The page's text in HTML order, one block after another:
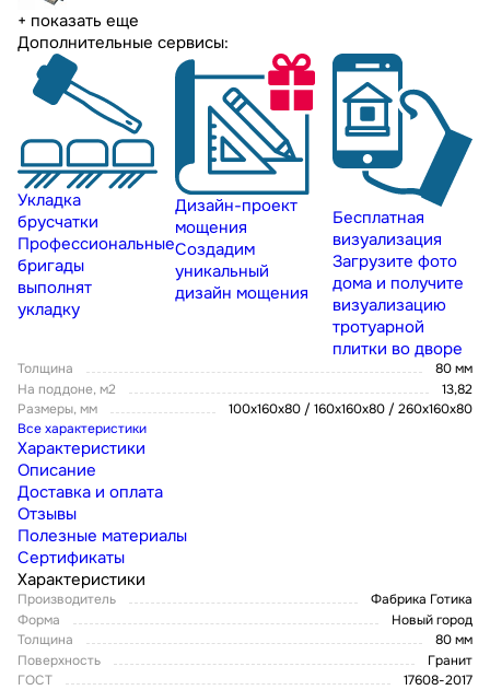
+ показать еще
Дополнительные сервисы:
Укладка
брусчатки
Профессиональные
бригады
выполнят
укладку
Дизайн-проект
мощения
Создадим
уникальный
дизайн мощения
Бесплатная
визуализация
Загрузите фото
дома и получите
визуализацию
тротуарной
плитки во дворе
Толщина
80 мм
На поддоне, м2
13,82
Размеры, мм
100x160x80 / 160х160х80 / 260х160х80
Все характеристики
Характеристики
Описание
Доставка и оплата
Отзывы
Полезные материалы
Сертификаты
Характеристики
Производитель
Фабрика Готика
Форма
Новый город
Толщина
80 мм
Поверхность
Гранит
ГОСТ
17608-2017